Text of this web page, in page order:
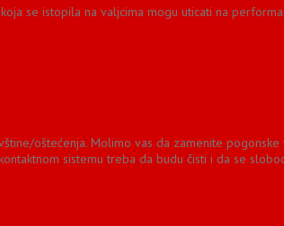
se istopila na valjcima mogu uticati na
oštećenja. Molimo vas da zamenite
sistemu treba da budu čisti i da se